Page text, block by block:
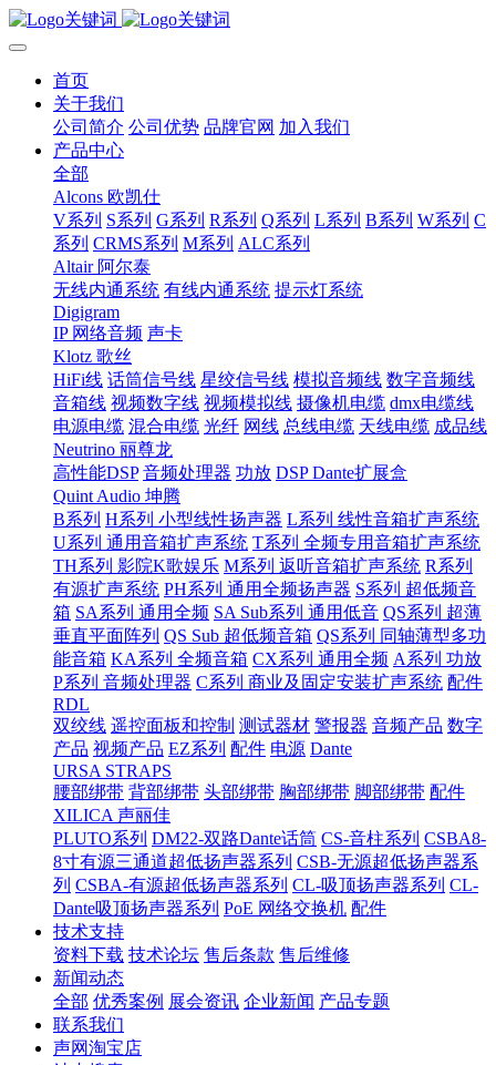
首页
关于我们
公司简介 公司优势 品牌官网 加入我们
产品中心
全部
Alcons 欧凯仕
V系列 S系列 G系列 R系列 Q系列 L系列 B系列 W系列 C
系列 CRMS系列 M系列 ALC系列
Altair 阿尔泰
无线内通系统 有线内通系统 提示灯系统
Digigram
IP 网络音频 声卡
Klotz 歌丝
HiFi线 话筒信号线 星绞信号线 模拟音频线 数字音频线
音箱线 视频数字线 视频模拟线 摄像机电缆 dmx电缆线
电源电缆 混合电缆 光纤 网线 总线电缆 天线电缆 成品线
Neutrino 丽尊龙
高性能DSP 音频处理器 功放 DSP Dante扩展盒
Quint Audio 坤腾
B系列 H系列 小型线性扬声器 L系列 线性音箱扩声系统
U系列 通用音箱扩声系统 T系列 全频专用音箱扩声系统
TH系列 影院K歌娱乐 M系列 返听音箱扩声系统 R系列
有源扩声系统 PH系列 通用全频扬声器 S系列 超低频音
箱 SA系列 通用全频 SA Sub系列 通用低音 QS系列 超薄
垂直平面阵列 QS Sub 超低频音箱 QS系列 同轴薄型多功
能音箱 KA系列 全频音箱 CX系列 通用全频 A系列 功放
P系列 音频处理器 C系列 商业及固定安装扩声系统 配件
RDL
双绞线 遥控面板和控制 测试器材 警报器 音频产品 数字
产品 视频产品 EZ系列 配件 电源 Dante
URSA STRAPS
腰部绑带 背部绑带 头部绑带 胸部绑带 脚部绑带 配件
XILICA 声丽佳
PLUTO系列 DM22-双路Dante话筒 CS-音柱系列 CSBA8-
8寸有源三通道超低扬声器系列 CSB-无源超低扬声器系
列 CSBA-有源超低扬声器系列 CL-吸顶扬声器系列 CL-
Dante吸顶扬声器系列 PoE 网络交换机 配件
技术支持
资料下载 技术论坛 售后条款 售后维修
新闻动态
全部 优秀案例 展会资讯 企业新闻 产品专题
联系我们
声网淘宝店